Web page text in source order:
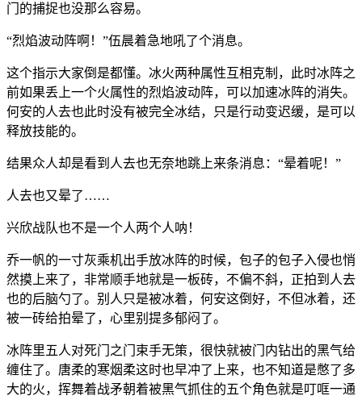
门的捕捉也没那么容易。
“烈焰波动阵啊！”伍晨着急地吼了个消息。
这个指示大家倒是都懂。冰火两种属性互相克制，此时冰阵之
前如果丢上一个火属性的烈焰波动阵，可以加速冰阵的消失。
何安的人去也此时没有被完全冰结，只是行动变迟缓，是可以
释放技能的。
结果众人却是看到人去也无奈地跳上来条消息：“晕着呢！”
人去也又晕了……
兴欣战队也不是一个人两个人呐！
乔一帆的一寸灰乘机出手放冰阵的时候，包子的包子入侵也悄
然摸上来了，非常顺手地就是一板砖，不偏不斜，正拍到人去
也的后脑勺了。别人只是被冰着，何安这倒好，不但冰着，还
被一砖给拍晕了，心里别提多郁闷了。
冰阵里五人对死门之门束手无策，很快就被门内钻出的黑气给
缠住了。唐柔的寒烟柔这时也早冲了上来，也不知道是憋了多
大的火，挥舞着战矛朝着被黑气抓住的五个角色就是叮哐一通